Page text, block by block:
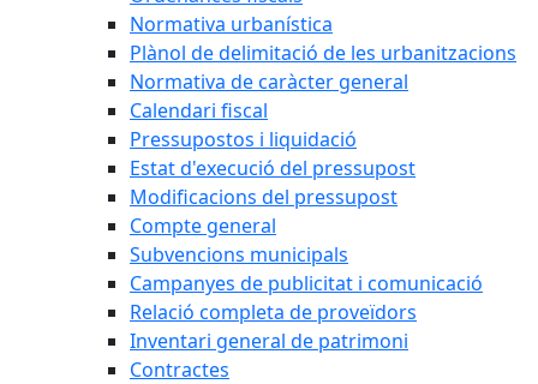
Normativa urbanística
Plànol de delimitació de les urbanitzacions
Normativa de caràcter general
Calendari fiscal
Pressupostos i liquidació
Estat d'execució del pressupost
Modificacions del pressupost
Compte general
Subvencions municipals
Campanyes de publicitat i comunicació
Relació completa de proveïdors
Inventari general de patrimoni
Contractes